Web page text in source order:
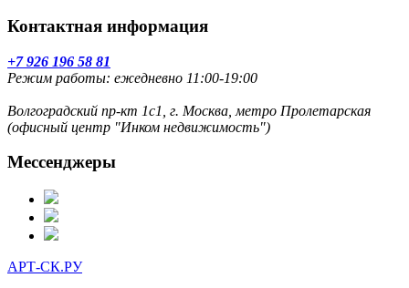
Контактная информация
+7 926 196 58 81
Режим работы: ежедневно 11:00-19:00
Волгоградский пр-кт 1с1, г. Москва, метро Пролетарская
(офисный центр "Инком недвижимость")
Мессенджеры
АРТ-СК.РУ